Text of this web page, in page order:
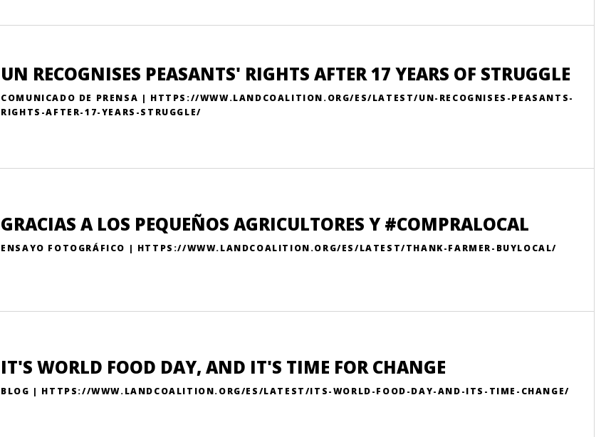
UN RECOGNISES PEASANTS' RIGHTS AFTER 17 YEARS OF STRUGGLE
COMUNICADO DE PRENSA | HTTPS://WWW.LANDCOALITION.ORG/ES/LATEST/UN-RECOGNISES-PEASANTS-
RIGHTS-AFTER-17-YEARS-STRUGGLE/
GRACIAS A LOS PEQUEÑOS AGRICULTORES Y #COMPRALOCAL
ENSAYO FOTOGRÁFICO | HTTPS://WWW.LANDCOALITION.ORG/ES/LATEST/THANK-FARMER-BUYLOCAL/
IT'S WORLD FOOD DAY, AND IT'S TIME FOR CHANGE
BLOG | HTTPS://WWW.LANDCOALITION.ORG/ES/LATEST/ITS-WORLD-FOOD-DAY-AND-ITS-TIME-CHANGE/